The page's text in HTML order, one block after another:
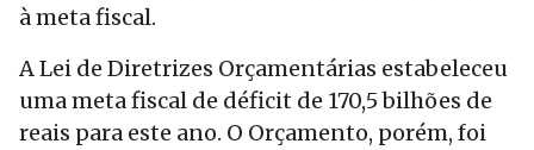
à meta fiscal.
A Lei de Diretrizes Orçamentárias estabeleceu
uma meta fiscal de déficit de 170,5 bilhões de
reais para este ano. O Orçamento, porém, foi